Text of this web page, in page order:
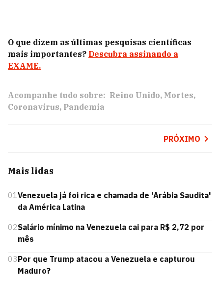
O que dizem as últimas pesquisas científicas
mais importantes? Descubra assinando a
EXAME.
Acompanhe tudo sobre: Reino Unido Mortes
Coronavírus Pandemia
PRÓXIMO
Mais lidas
01Venezuela já foi rica e chamada de 'Arábia Saudita'
da América Latina
02Salário mínimo na Venezuela cai para R$ 2,72 por
mês
03Por que Trump atacou a Venezuela e capturou
Maduro?